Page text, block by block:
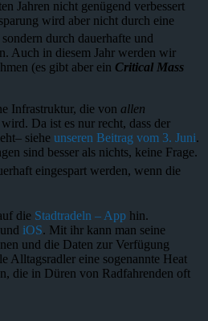
Jahren nicht genügend verbessert
wird aber nicht durch eine
durch dauerhafte und
Auch in diesem Jahr werden wir
(es gibt aber ein Critical Mass
Infrastruktur, die von allen
Da ist es nur recht, dass der
siehe unseren Beitrag vom 3. Juni.
sind besser als nichts, keine Frage.
eingespart werden, wenn die
die Stadtradeln – App hin.
und iOS. Mit ihr kann man seine
und die Daten zur Verfügung
Alltagsradler eine sogenannte Heat
die in Düren von Radfahrenden oft